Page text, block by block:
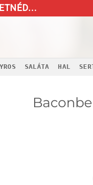
SALÁTA HAL